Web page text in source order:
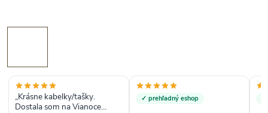
„Krásne kabelky/tašky.
Dostala som na Vianoce
✓ prehľadný eshop